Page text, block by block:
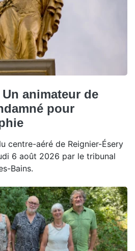
animateur de
pour
centre-aéré de Reignier-Ésery
6 août 2026 par le tribunal
Bains.